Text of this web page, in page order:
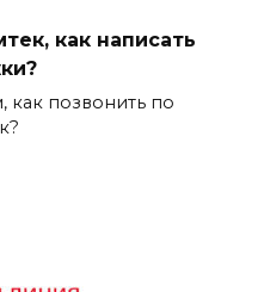
как написать
как позвонить по